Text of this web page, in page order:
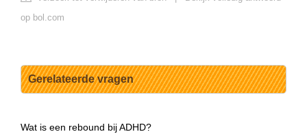
op bol.com
Gerelateerde vragen
Wat is een rebound bij ADHD?